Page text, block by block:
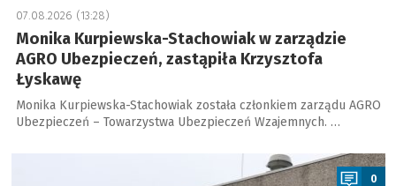
07.08.2026 (13:28)
Monika Kurpiewska-Stachowiak w zarządzie
AGRO Ubezpieczeń, zastąpiła Krzysztofa
Łyskawę
Monika Kurpiewska-Stachowiak została członkiem zarządu AGRO
Ubezpieczeń – Towarzystwa Ubezpieczeń Wzajemnych. …
0